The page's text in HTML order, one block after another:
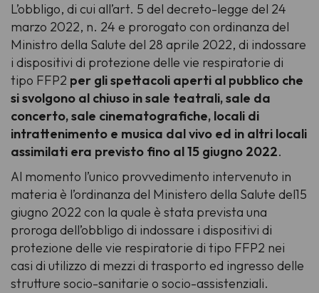
L’obbligo, di cui all’art. 5 del decreto-legge del 24
marzo 2022, n. 24 e prorogato con ordinanza del
Ministro della Salute del 28 aprile 2022, di indossare
i dispositivi di protezione delle vie respiratorie di
tipo FFP2 per gli spettacoli aperti al pubblico che
si svolgono al chiuso in sale teatrali, sale da
concerto, sale cinematografiche, locali di
intrattenimento e musica dal vivo ed in altri locali
assimilati era previsto fino al 15 giugno 2022.
Al momento l’unico provvedimento intervenuto in
materia è l’ordinanza del Ministero della Salute del15
giugno 2022 con la quale è stata prevista una
proroga dell’obbligo di indossare i dispositivi di
protezione delle vie respiratorie di tipo FFP2 nei
casi di utilizzo di mezzi di trasporto ed ingresso delle
strutture socio-sanitarie o socio-assistenziali.